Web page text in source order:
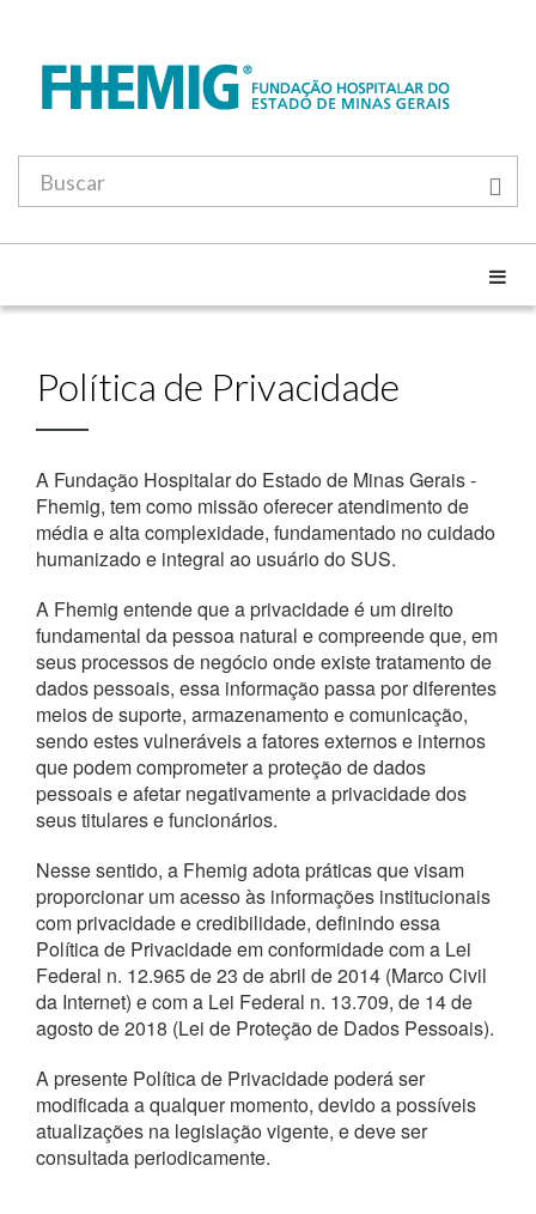
Política de Privacidade
A Fundação Hospitalar do Estado de Minas Gerais -
Fhemig, tem como missão oferecer atendimento de
média e alta complexidade, fundamentado no cuidado
humanizado e integral ao usuário do SUS.
A Fhemig entende que a privacidade é um direito
fundamental da pessoa natural e compreende que, em
seus processos de negócio onde existe tratamento de
dados pessoais, essa informação passa por diferentes
meios de suporte, armazenamento e comunicação,
sendo estes vulneráveis a fatores externos e internos
que podem comprometer a proteção de dados
pessoais e afetar negativamente a privacidade dos
seus titulares e funcionários.
Nesse sentido, a Fhemig adota práticas que visam
proporcionar um acesso às informações institucionais
com privacidade e credibilidade, definindo essa
Política de Privacidade em conformidade com a Lei
Federal n. 12.965 de 23 de abril de 2014 (Marco Civil
da Internet) e com a Lei Federal n. 13.709, de 14 de
agosto de 2018 (Lei de Proteção de Dados Pessoais).
A presente Política de Privacidade poderá ser
modificada a qualquer momento, devido a possíveis
atualizações na legislação vigente, e deve ser
consultada periodicamente.